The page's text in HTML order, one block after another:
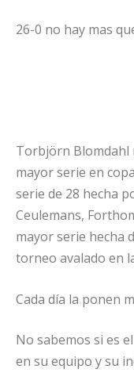
26-0 no hay mas
Torbjörn Blomdahl
mayor serie en
serie de 28 hecha
Ceulemans,
mayor serie hecha
torneo avalado en
Cada día la ponen
No sabemos si es
en su equipo y su